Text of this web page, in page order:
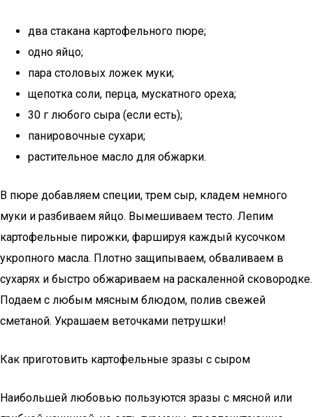
два стакана картофельного пюре;
одно яйцо;
пара столовых ложек муки;
щепотка соли, перца, мускатного ореха;
30 г любого сыра (если есть);
панировочные сухари;
растительное масло для обжарки.
В пюре добавляем специи, трем сыр, кладем немного
муки и разбиваем яйцо. Вымешиваем тесто. Лепим
картофельные пирожки, фаршируя каждый кусочком
укропного масла. Плотно защипываем, обваливаем в
сухарях и быстро обжариваем на раскаленной сковородке.
Подаем с любым мясным блюдом, полив свежей
сметаной. Украшаем веточками петрушки!
Как приготовить картофельные зразы с сыром
Наибольшей любовью пользуются зразы с мясной или